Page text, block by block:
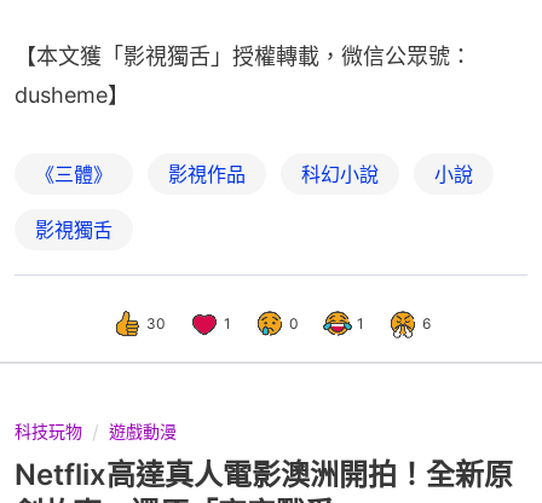
【本文獲「影視獨舌」授權轉載，微信公眾號：
dusheme】
《三體》 影視作品 科幻小說 小說
影視獨舌
30 1 0 1 6
科技玩物 遊戲動漫
Netflix高達真人電影澳洲開拍！全新原